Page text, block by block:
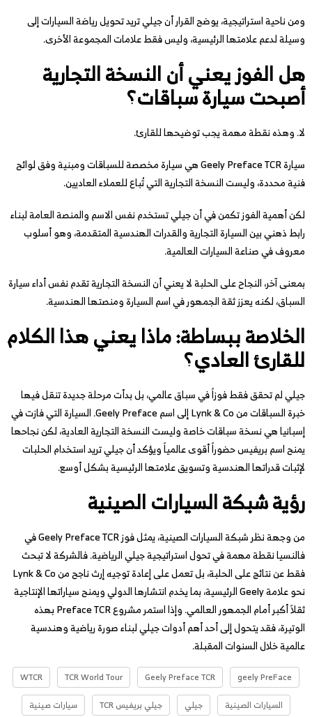
ومن ناحية استراتيجية، يوضح القرار أن جيلي تريد تحويل رياضة السيارات إلى
وسيلة لدعم علامتها الرئيسية، وليس فقط علامات المجموعة الأخرى.
هل الفوز يعني أن النسخة التجارية
أصبحت سيارة سباقات؟
لا. وهذه نقطة مهمة يجب توضيحها للقارئ.
سيارة Geely Preface TCR هي سيارة مخصصة للسباقات ومبنية وفق لوائح
فنية محددة، وليست النسخة التجارية التي تُباع للعملاء العاديين.
لكن أهمية الفوز تكمن في أن جيلي تستخدم نفس الاسم والمنصة العامة لبناء
رابط ذهني بين السيارة التجارية والقدرات الهندسية المتقدمة، وهو أسلوب
معروف في صناعة السيارات العالمية.
بمعنى آخر، النجاح على الحلبة لا يعني أن النسخة التجارية تقدم نفس أداء سيارة
السباق، لكنه يعزز ثقة الجمهور في اسم السيارة ومنصتها الهندسية.
الخلاصة ببساطة: ماذا يعني هذا الكلام
للقارئ العادي؟
جيلي لم تحقق فقط فوزاً في سباق عالمي، بل بدأت مرحلة جديدة تنقل فيها
خبرة السباقات من Lynk & Co إلى اسم Geely Preface. السيارة التي فازت في
إسبانيا هي نسخة سباقات خاصة وليست النسخة التجارية العادية، لكن نجاحها
يمنح اسم بريفيس حضوراً أقوى عالمياً ويؤكد أن جيلي تريد استخدام الحلبات
لإثبات قدراتها الهندسية وتسويق علامتها الرئيسية بشكل أوسع.
رؤية شبكة السيارات الصينية
من وجهة نظر شبكة السيارات الصينية، يمثل فوز Geely Preface TCR في
فالنسيا نقطة مهمة في تحول استراتيجية جيلي الرياضية. فالشركة لا تبحث
فقط عن نتائج على الحلبة، بل تعمل على إعادة توجيه إرث ناجح من Lynk & Co
نحو علامة Geely الرئيسية، بما يخدم انتشارها الدولي ويمنح سياراتها الإنتاجية
ثقلاً أكبر أمام الجمهور العالمي. وإذا استمر مشروع Preface TCR بهذه
الوتيرة، فقد يتحول إلى أحد أهم أدوات جيلي لبناء صورة رياضية وهندسية
عالمية خلال السنوات المقبلة.
geely PreFace
Geely Preface TCR
TCR World Tour
WTCR
السيارات الصينية
جيلي جيلي بريفيس TCR سيارات صينية